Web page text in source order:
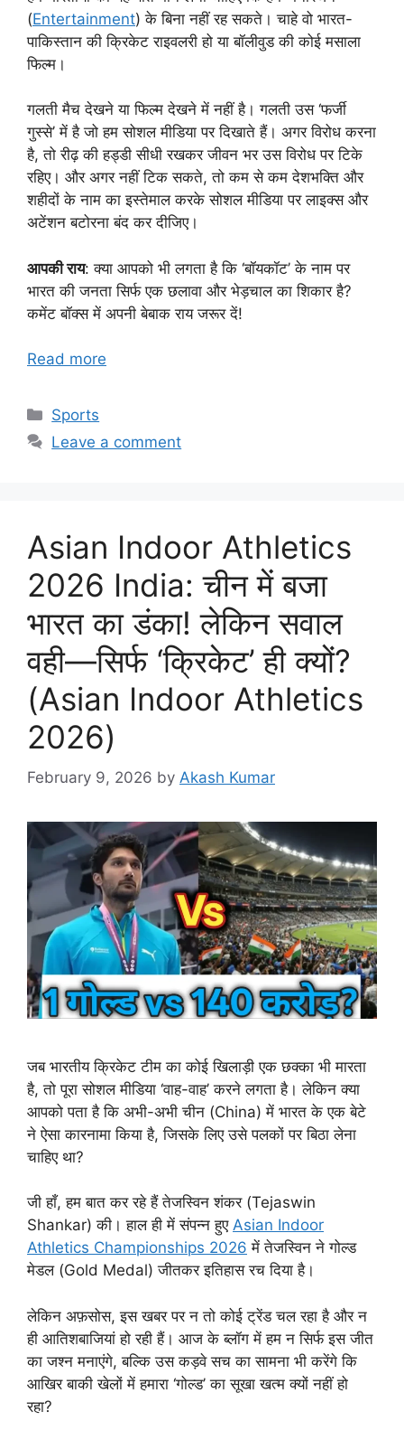
(Entertainment) के बिना नहीं रह सकते। चाहे वो भारत-
पाकिस्तान की क्रिकेट राइवलरी हो या बॉलीवुड की कोई मसाला
फिल्म।
गलती मैच देखने या फिल्म देखने में नहीं है। गलती उस ‘फर्जी
गुस्से’ में है जो हम सोशल मीडिया पर दिखाते हैं। अगर विरोध करना
है, तो रीढ़ की हड्डी सीधी रखकर जीवन भर उस विरोध पर टिके
रहिए। और अगर नहीं टिक सकते, तो कम से कम देशभक्ति और
शहीदों के नाम का इस्तेमाल करके सोशल मीडिया पर लाइक्स और
अटेंशन बटोरना बंद कर दीजिए।
आपकी राय: क्या आपको भी लगता है कि ‘बॉयकॉट’ के नाम पर
भारत की जनता सिर्फ एक छलावा और भेड़चाल का शिकार है?
कमेंट बॉक्स में अपनी बेबाक राय जरूर दें!
Read more
Categories
Sports
Leave a comment
Asian Indoor Athletics
2026 India: चीन में बजा
भारत का डंका! लेकिन सवाल
वही—सिर्फ ‘क्रिकेट’ ही क्यों?
(Asian Indoor Athletics
2026)
February 9, 2026 by Akash Kumar
जब भारतीय क्रिकेट टीम का कोई खिलाड़ी एक छक्का भी मारता
है, तो पूरा सोशल मीडिया ‘वाह-वाह’ करने लगता है। लेकिन क्या
आपको पता है कि अभी-अभी चीन (China) में भारत के एक बेटे
ने ऐसा कारनामा किया है, जिसके लिए उसे पलकों पर बिठा लेना
चाहिए था?
जी हाँ, हम बात कर रहे हैं तेजस्विन शंकर (Tejaswin
Shankar) की। हाल ही में संपन्न हुए Asian Indoor
Athletics Championships 2026 में तेजस्विन ने गोल्ड
मेडल (Gold Medal) जीतकर इतिहास रच दिया है।
लेकिन अफ़सोस, इस खबर पर न तो कोई ट्रेंड चल रहा है और न
ही आतिशबाजियां हो रही हैं। आज के ब्लॉग में हम न सिर्फ इस जीत
का जश्न मनाएंगे, बल्कि उस कड़वे सच का सामना भी करेंगे कि
आखिर बाकी खेलों में हमारा ‘गोल्ड’ का सूखा खत्म क्यों नहीं हो
रहा?